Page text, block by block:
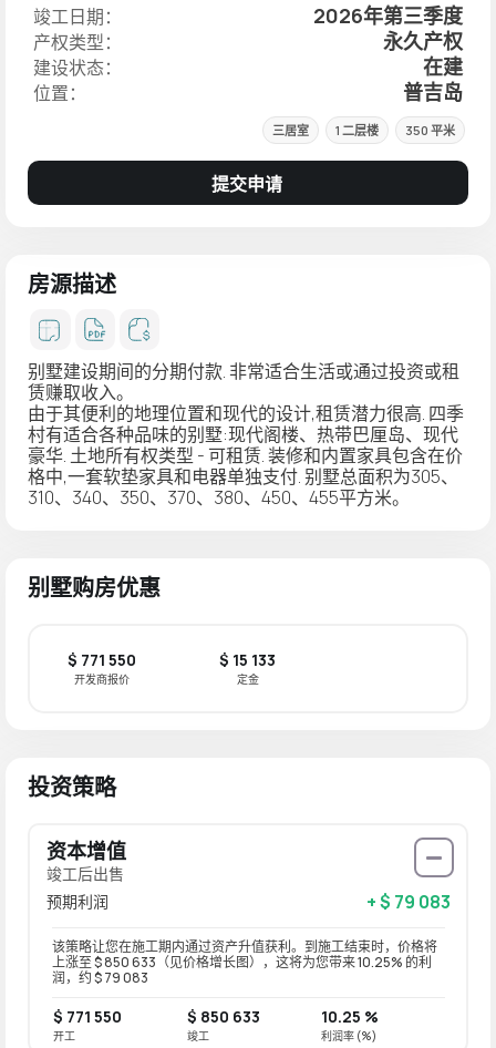
竣工日期： 2026年第三季度
产权类型： 永久产权
建设状态： 在建
位置： 普吉岛
三居室 1 二层楼 350 平米
提交申请
房源描述
别墅建设期间的分期付款. 非常适合生活或通过投资或租
赁赚取收入。
由于其便利的地理位置和现代的设计,租赁潜力很高. 四季
村有适合各种品味的别墅:现代阁楼、热带巴厘岛、现代
豪华. 土地所有权类型 - 可租赁. 装修和内置家具包含在价
格中,一套软垫家具和电器单独支付. 别墅总面积为305、
310、340、350、370、380、450、455平方米。
别墅购房优惠
$ 771 550
开发商报价
$ 15 133
定金
投资策略
资本增值
竣工后出售
预期利润
+ $ 79 083
该策略让您在施工期内通过资产升值获利。到施工结束时，价格将
上涨至 $ 850 633（见价格增长图），这将为您带来 10.25% 的利
润，约 $ 79 083
$ 771 550
开工
$ 850 633
竣工
10.25 %
利润率 (%)